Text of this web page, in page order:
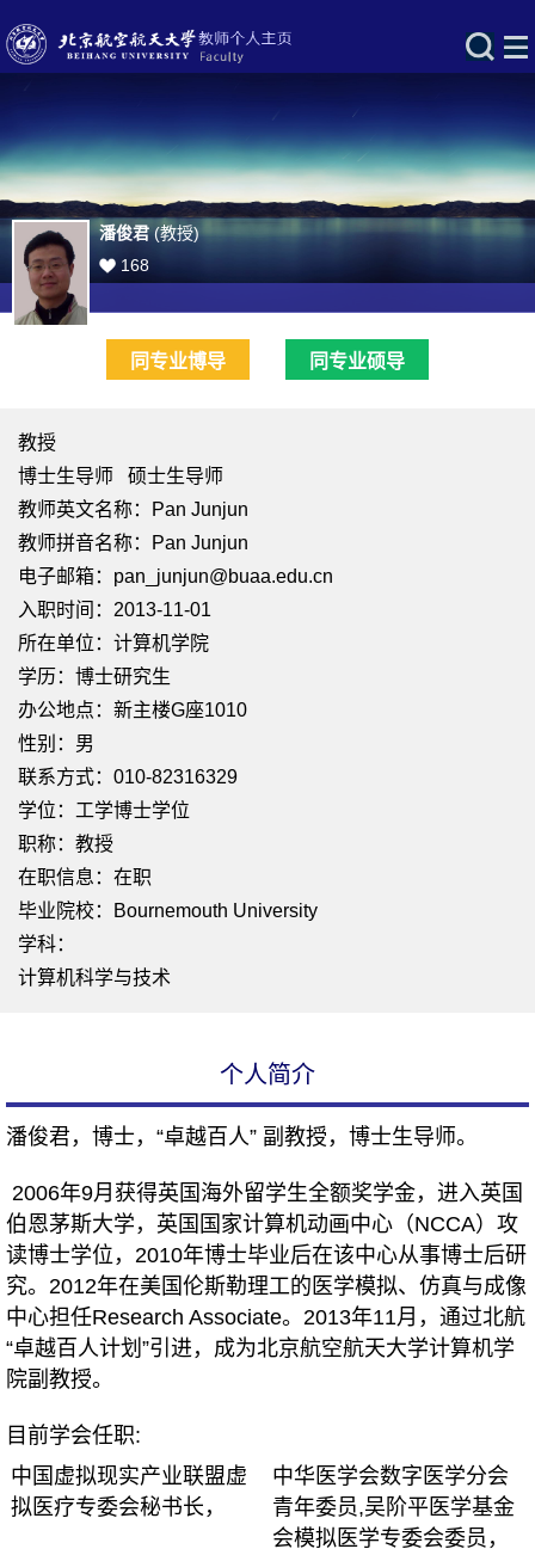
潘俊君(教授)
168
同专业博导 同专业硕导
教授
博士生导师 硕士生导师
教师英文名称：Pan Junjun
教师拼音名称：Pan Junjun
电子邮箱： pan_junjun@buaa.edu.cn
入职时间：2013-11-01
所在单位：计算机学院
学历：博士研究生
办公地点：新主楼G座1010
性别：男
联系方式：010-82316329
学位：工学博士学位
职称：教授
在职信息：在职
毕业院校：Bournemouth University
学科：
计算机科学与技术
个人简介
潘俊君，博士，“卓越百人” 副教授，博士生导师。
2006年9月获得英国海外留学生全额奖学金，进入英国
伯恩茅斯大学，英国国家计算机动画中心（NCCA）攻
读博士学位，2010年博士毕业后在该中心从事博士后研
究。2012年在美国伦斯勒理工的医学模拟、仿真与成像
中心担任Research Associate。2013年11月，通过北航
“卓越百人计划”引进，成为北京航空航天大学计算机学
院副教授。
目前学会任职:
中国虚拟现实产业联盟虚
拟医疗专委会秘书长，
中华医学会数字医学分会
青年委员,吴阶平医学基金
会模拟医学专委会委员，